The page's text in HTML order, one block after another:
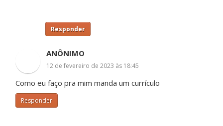
Responder
ANÔNIMO
12 de fevereiro de 2023 às 18:45
Como eu faço pra mim manda um currículo
Responder